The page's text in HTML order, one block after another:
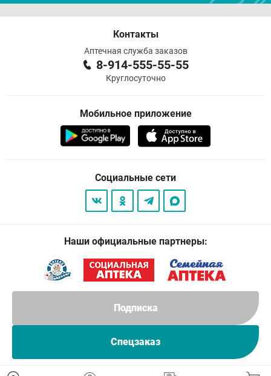
Подписка
Спецзаказ
Контакты
Аптечная служба заказов
8-914-555-55-55
Круглосуточно
Мобильное приложение
Социальные сети
Наши официальные партнеры: